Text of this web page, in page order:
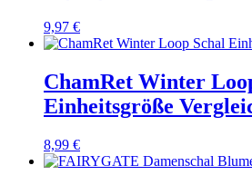
9,97 €
ChamRet Winter
Einheitsgröße
8,99 €